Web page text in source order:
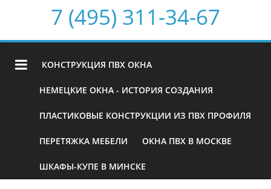
7 (495) 311-34-67
КОНСТРУКЦИЯ ПВХ ОКНА
НЕМЕЦКИЕ ОКНА - ИСТОРИЯ СОЗДАНИЯ
ПЛАСТИКОВЫЕ КОНСТРУКЦИИ ИЗ ПВХ ПРОФИЛЯ
ПЕРЕТЯЖКА МЕБЕЛИ ОКНА ПВХ В МОСКВЕ
ШКАФЫ-КУПЕ В МИНСКЕ